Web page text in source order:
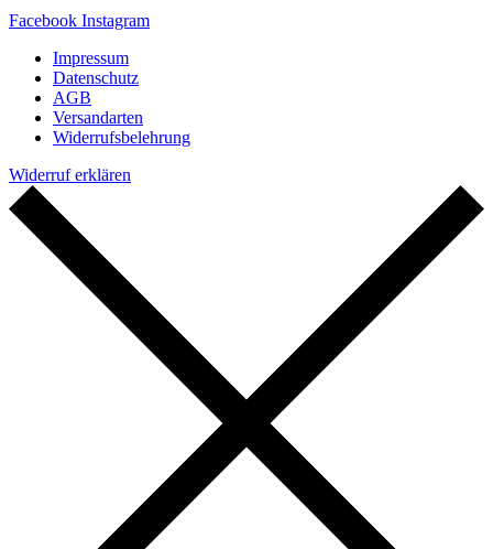
Facebook Instagram
Impressum
Datenschutz
AGB
Versandarten
Widerrufsbelehrung
Widerruf erklären